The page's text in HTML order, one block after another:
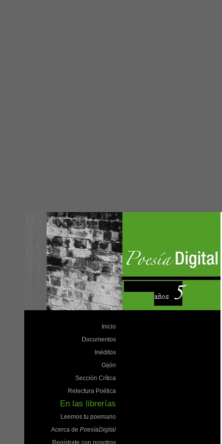
Inicio
Documentos
Inéditos
Gijón
Sección Crítica
Relectura Poética
En las librerías
Leemos tu poemario
Acerca de PoesíaDigital
Regístrate con nosotros